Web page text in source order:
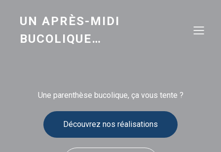
UN APRÈS-MIDI
BUCOLIQUE…
Une parenthèse bucolique, ça vous tente ?
Découvrez nos réalisations